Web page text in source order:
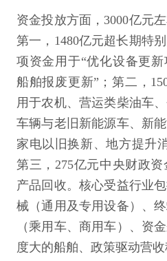
资金投放方面，3000亿元
第一，1480亿元超长期特
项资金用于“优化设备更
船舶报废更新”；第二，
用于农机、营运类柴油车
车辆与老旧新能源车、新
家电以旧换新、地方提升
第三，275亿元中央财政
产品回收。核心受益行业
械（通用及专用设备）、
（乘用车、商用车）、资
度大的船舶、政策驱动营收